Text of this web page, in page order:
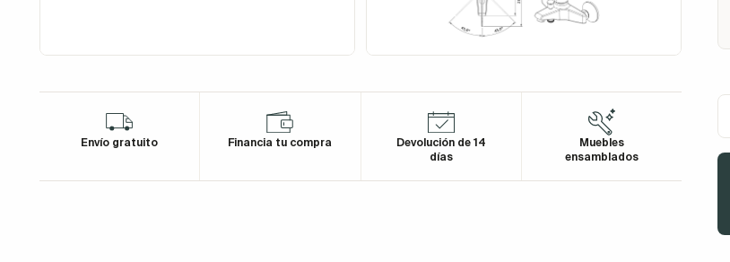
Envío gratuito Financia tu compra
Devolución de 14
días
Muebles
ensamblados